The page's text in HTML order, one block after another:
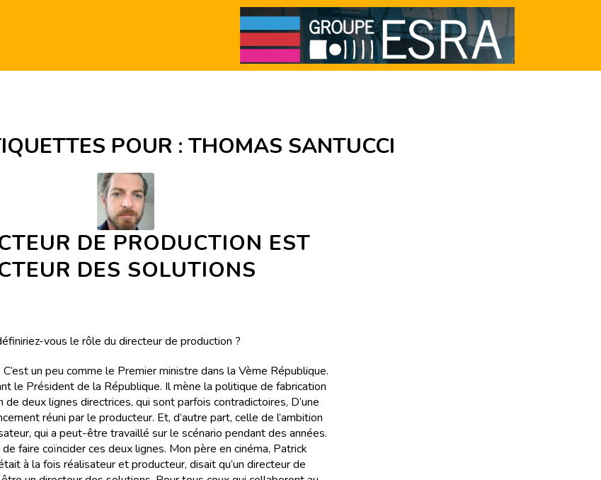
POUR : THOMAS SANTUCCI
DE PRODUCTION EST
DES SOLUTIONS
vous le rôle du directeur de production ?
C’est un peu comme le Premier ministre dans la Vème République.
le Président de la République. Il mène la politique de fabrication
de deux lignes directrices, qui sont parfois contradictoires, D’une
réuni par le producteur. Et, d’autre part, celle de l’ambition
qui a peut-être travaillé sur le scénario pendant des années.
faire coïncider ces deux lignes. Mon père en cinéma, Patrick
à la fois réalisateur et producteur, disait qu’un directeur de